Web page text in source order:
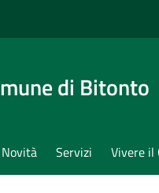
di Bitonto
Novità Servizi Vivere il